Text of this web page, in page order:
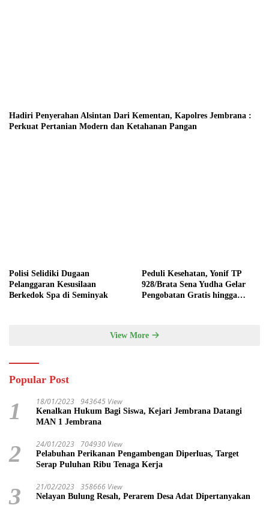
Hadiri Penyerahan Alsintan Dari Kementan, Kapolres Jembrana :
Perkuat Pertanian Modern dan Ketahanan Pangan
Polisi Selidiki Dugaan
Pelanggaran Kesusilaan
Berkedok Spa di Seminyak
Peduli Kesehatan, Yonif TP
928/Brata Sena Yudha Gelar
Pengobatan Gratis hingga
View More
Popular Post
1 18/01/2023 943645 View
Kenalkan Hukum Bagi Siswa, Kejari Jembrana Datangi
MAN 1 Jembrana
2 24/01/2023 704930 View
Pelabuhan Perikanan Pengambengan Diperluas, Target
Serap Puluhan Ribu Tenaga Kerja
3 21/02/2023 358666 View
Nelayan Bulung Resah, Perarem Desa Adat Dipertanyakan